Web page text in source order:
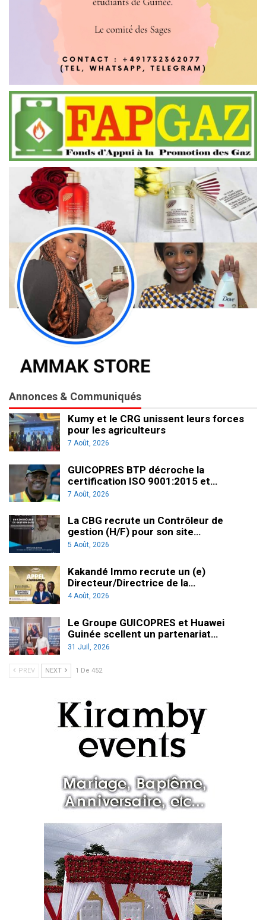
Annonces & Communiqués
Kumy et le CRG unissent leurs forces
pour les agriculteurs
7 Août, 2026
GUICOPRES BTP décroche la
certification ISO 9001:2015 et…
7 Août, 2026
La CBG recrute un Contrôleur de
gestion (H/F) pour son site…
5 Août, 2026
Kakandé Immo recrute un (e)
Directeur/Directrice de la…
4 Août, 2026
Le Groupe GUICOPRES et Huawei
Guinée scellent un partenariat…
31 Juil, 2026
PREV NEXT 1 De 452